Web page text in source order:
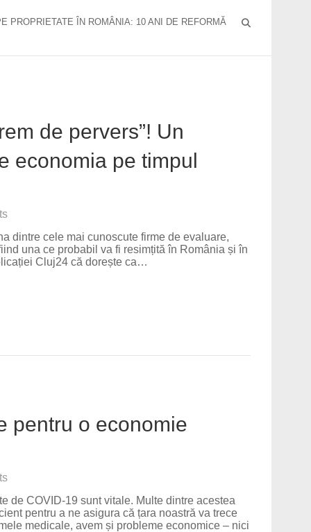
PROPRIETATE ÎN ROMÂNIA: 10 ANI DE REFORMĂ
de pervers”! Un
economia pe timpul
dintre cele mai cunoscute firme de evaluare,
una ce probabil va fi resimțită în România și în
Cluj24 că dorește ca…
pentru o economie
de COVID-19 sunt vitale. Multe dintre acestea
pentru a ne asigura că țara noastră va trece
medicale, avem și probleme economice – nici